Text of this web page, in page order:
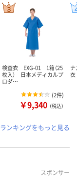
検査衣 EXG-01 1箱（25
枚入） 日本メディカルプ
ロダ…
(2件)
￥9,340 （税込）
衣
ランキングをもっと見る
スポンサー